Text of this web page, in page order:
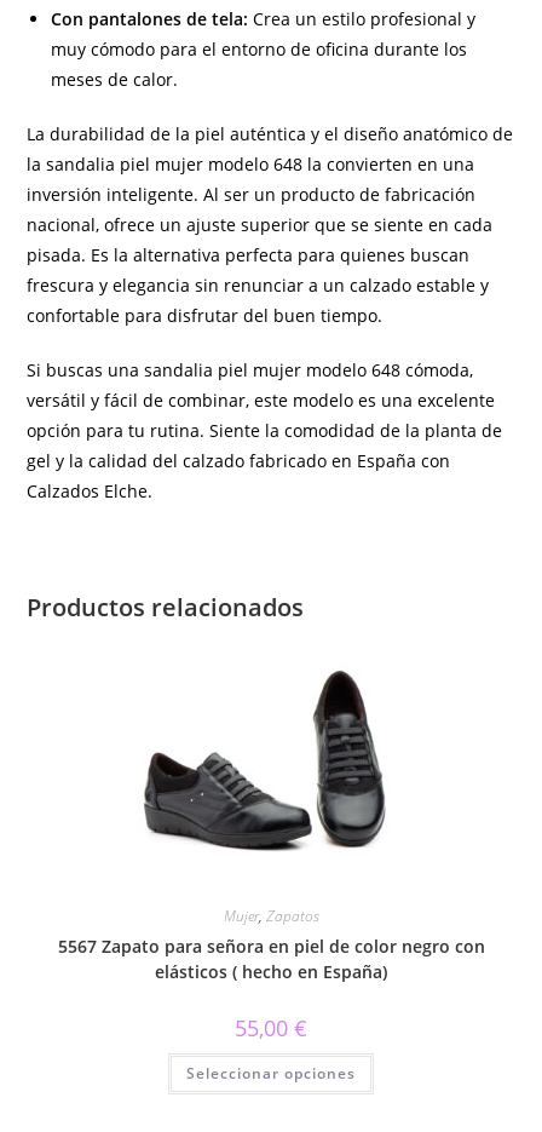
Con pantalones de tela: Crea un estilo profesional y
muy cómodo para el entorno de oficina durante los
meses de calor.
La durabilidad de la piel auténtica y el diseño anatómico de
la sandalia piel mujer modelo 648 la convierten en una
inversión inteligente. Al ser un producto de fabricación
nacional, ofrece un ajuste superior que se siente en cada
pisada. Es la alternativa perfecta para quienes buscan
frescura y elegancia sin renunciar a un calzado estable y
confortable para disfrutar del buen tiempo.
Si buscas una sandalia piel mujer modelo 648 cómoda,
versátil y fácil de combinar, este modelo es una excelente
opción para tu rutina. Siente la comodidad de la planta de
gel y la calidad del calzado fabricado en España con
Calzados Elche.
Productos relacionados
Mujer, Zapatos
5567 Zapato para señora en piel de color negro con
elásticos ( hecho en España)
55,00 €
Seleccionar opciones
Este
tiene